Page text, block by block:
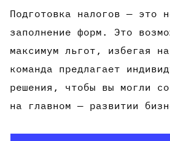
Подготовка налогов — это
заполнение форм. Это
максимум льгот, избегая
команда предлагает
решения, чтобы вы могли
на главном — развитии